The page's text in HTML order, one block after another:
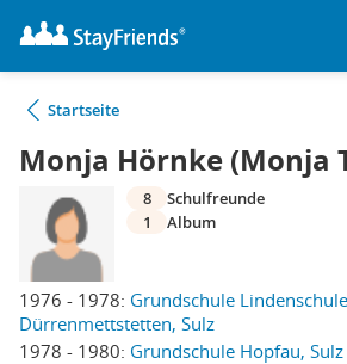
Startseite
Monja Hörnke (Monja
1976 - 1978: Grundschule
Dürrenmettstetten, Sulz
1978 - 1980: Grundschule Hopfau, Sulz
8
Schulfreunde
1
Album